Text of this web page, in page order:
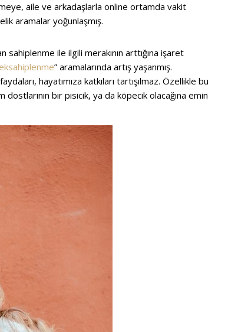
aile ve arkadaşlarla online ortamda vakit
aramalar yoğunlaşmış.
ile ilgili merakının arttığına işaret
” aramalarında artış yaşanmış.
hayatımıza katkıları tartışılmaz. Özellikle bu
dostlarının bir pisicik, ya da köpecik olacağına emin